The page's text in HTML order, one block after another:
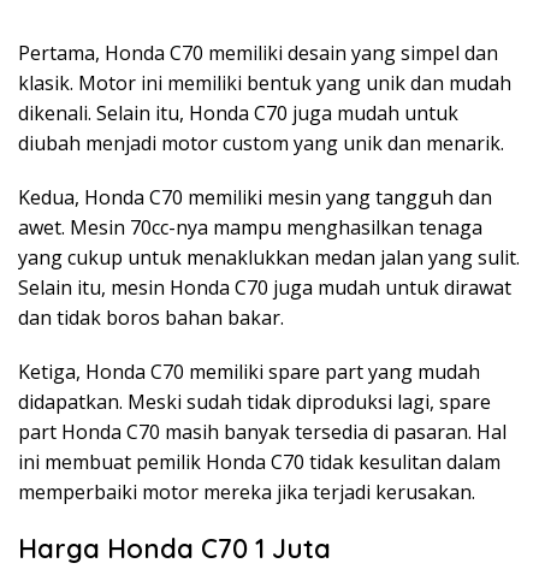
Pertama, Honda C70 memiliki desain yang simpel dan
klasik. Motor ini memiliki bentuk yang unik dan mudah
dikenali. Selain itu, Honda C70 juga mudah untuk
diubah menjadi motor custom yang unik dan menarik.
Kedua, Honda C70 memiliki mesin yang tangguh dan
awet. Mesin 70cc-nya mampu menghasilkan tenaga
yang cukup untuk menaklukkan medan jalan yang sulit.
Selain itu, mesin Honda C70 juga mudah untuk dirawat
dan tidak boros bahan bakar.
Ketiga, Honda C70 memiliki spare part yang mudah
didapatkan. Meski sudah tidak diproduksi lagi, spare
part Honda C70 masih banyak tersedia di pasaran. Hal
ini membuat pemilik Honda C70 tidak kesulitan dalam
memperbaiki motor mereka jika terjadi kerusakan.
Harga Honda C70 1 Juta